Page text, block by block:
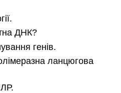
ДНК?
генів.
ланцюгова